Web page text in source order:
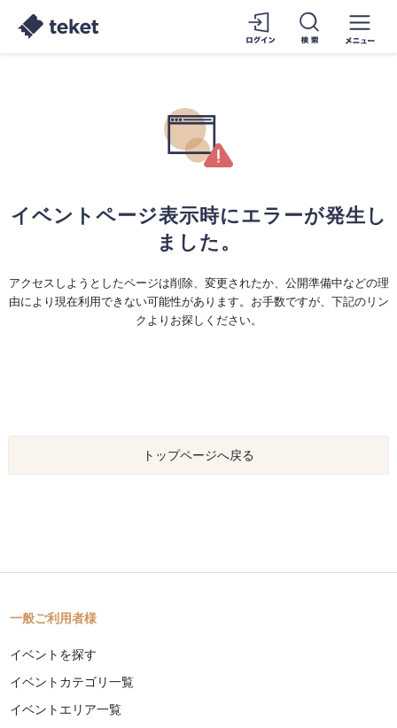
イベントページ表示時にエラーが発生し
ました。
アクセスしようとしたページは削除、変更されたか、公開準備中などの理
由により現在利用できない可能性があります。お手数ですが、下記のリン
クよりお探しください。
トップページへ戻る
一般ご利用者様
イベントを探す
イベントカテゴリ一覧
イベントエリア一覧